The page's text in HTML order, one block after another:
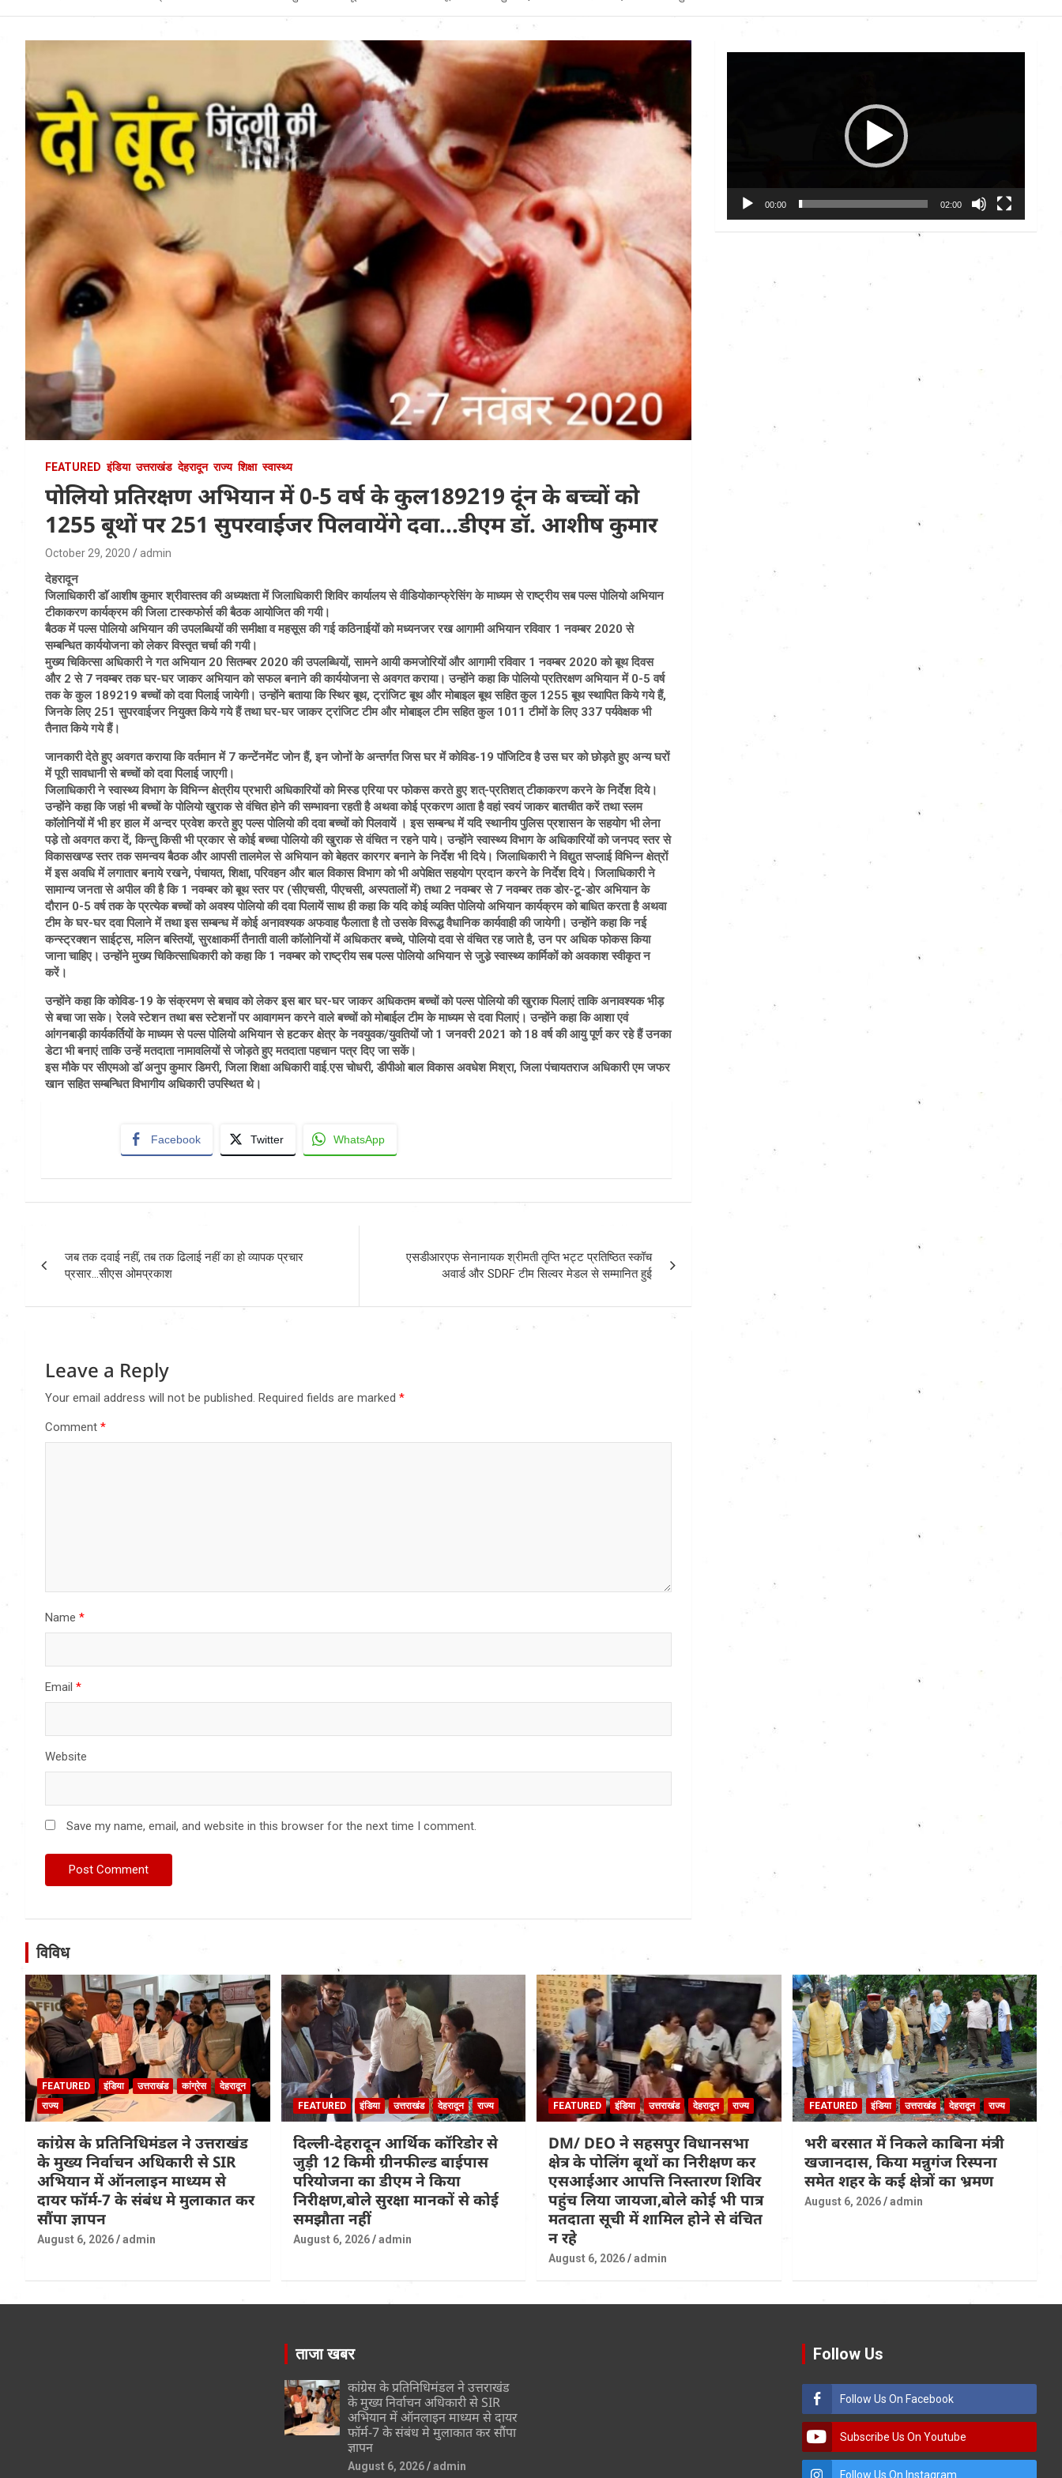
Uttarakhand News in
Hindi
FEATURED इंडिया उत्तराखंड देहरादून राज्य शिक्षा स्वास्थ्य
पोलियो प्रतिरक्षण अभियान में 0-5 वर्ष के कुल189219 दूंन के बच्चों को
1255 बूथों पर 251 सुपरवाईजर पिलवायेंगे दवा…डीएम डॉ. आशीष कुमार
October 29, 2020 admin
देहरादून
जिलाधिकारी डाॅ आशीष कुमार श्रीवास्तव की अध्यक्षता में जिलाधिकारी शिविर कार्यालय से वीडियोकान्फ्रेसिंग के माध्यम से राष्ट्रीय सब पल्स पोलियो अभियान
टीकाकरण कार्यक्रम की जिला टास्कफोर्स की बैठक आयोजित की गयी।
बैठक में पल्स पोलियो अभियान की उपलब्धियों की समीक्षा व महसूस की गई कठिनाईयों को मध्यनजर रख आगामी अभियान रविवार 1 नवम्बर 2020 से
सम्बन्धित कार्ययोजना को लेकर विस्तृत चर्चा की गयी।
मुख्य चिकित्सा अधिकारी ने गत अभियान 20 सितम्बर 2020 की उपलब्धियों, सामने आयी कमजोरियों और आगामी रविवार 1 नवम्बर 2020 को बूथ दिवस
और 2 से 7 नवम्बर तक घर-घर जाकर अभियान को सफल बनाने की कार्ययोजना से अवगत कराया। उन्होंने कहा कि पोलियो प्रतिरक्षण अभियान में 0-5 वर्ष
तक के कुल 189219 बच्चों को दवा पिलाई जायेगी। उन्होंने बताया कि स्थिर बूथ, ट्रांजिट बूथ और मोबाइल बूथ सहित कुल 1255 बूथ स्थापित किये गये हैं,
जिनके लिए 251 सुपरवाईजर नियुक्त किये गये हैं तथा घर-घर जाकर ट्रांजिट टीम और मोबाइल टीम सहित कुल 1011 टीमों के लिए 337 पर्यवेक्षक भी
तैनात किये गये हैं।
जानकारी देते हुए अवगत कराया कि वर्तमान में 7 कन्टेंनमेंट जोन हैं, इन जोनों के अन्तर्गत जिस घर में कोविड-19 पाॅजिटिव है उस घर को छोड़ते हुए अन्य घरों
में पूरी सावधानी से बच्चों को दवा पिलाई जाएगी।
जिलाधिकारी ने स्वास्थ्य विभाग के विभिन्न क्षेत्रीय प्रभारी अधिकारियों को मिस्ड एरिया पर फोकस करते हुए शत्-प्रतिशत् टीकाकरण करने के निर्देश दिये।
उन्होंने कहा कि जहां भी बच्चों के पोलियो खुराक से वंचित होने की सम्भावना रहती है अथवा कोई प्रकरण आता है वहां स्वयं जाकर बातचीत करें तथा स्लम
काॅलोनियों में भी हर हाल में अन्दर प्रवेश करते हुए पल्स पोलियो की दवा बच्चों को पिलवायें । इस सम्बन्ध में यदि स्थानीय पुलिस प्रशासन के सहयोग भी लेना
पडे़ तो अवगत करा दें, किन्तु किसी भी प्रकार से कोई बच्चा पोलियो की खुराक से वंचित न रहने पाये। उन्होंने स्वास्थ्य विभाग के अधिकारियों को जनपद स्तर से
विकासखण्ड स्तर तक समन्वय बैठक और आपसी तालमेल से अभियान को बेहतर कारगर बनाने के निर्देश भी दिये। जिलाधिकारी ने विद्युत सप्लाई विभिन्न क्षेत्रों
में इस अवधि में लगातार बनाये रखने, पंचायत, शिक्षा, परिवहन और बाल विकास विभाग को भी अपेक्षित सहयोग प्रदान करने के निर्देश दिये। जिलाधिकारी ने
सामान्य जनता से अपील की है कि 1 नवम्बर को बूथ स्तर पर (सीएचसी, पीएचसी, अस्पतालों में) तथा 2 नवम्बर से 7 नवम्बर तक डोर-टू-डोर अभियान के
दौरान 0-5 वर्ष तक के प्रत्येक बच्चों को अवश्य पोलियो की दवा पिलायें साथ ही कहा कि यदि कोई व्यक्ति पोलियो अभियान कार्यक्रम को बाधित करता है अथवा
टीम के घर-घर दवा पिलाने में तथा इस सम्बन्ध में कोई अनावश्यक अफवाह फैलाता है तो उसके विरूद्ध वैधानिक कार्यवाही की जायेगी। उन्होंने कहा कि नई
कन्स्ट्रक्शन साईट्स, मलिन बस्तियों, सुरक्षाकर्मी तैनाती वाली काॅलोनियों में अधिकतर बच्चे, पोलियो दवा से वंचित रह जाते है, उन पर अधिक फोकस किया
जाना चाहिए। उन्होंने मुख्य चिकित्साधिकारी को कहा कि 1 नवम्बर को राष्ट्रीय सब पल्स पोलियो अभियान से जुडे़ स्वास्थ्य कार्मिकों को अवकाश स्वीकृत न
करें।
उन्होंने कहा कि कोविड-19 के संक्रमण से बचाव को लेकर इस बार घर-घर जाकर अधिकतम बच्चों को पल्स पोलियो की खुराक पिलाएं ताकि अनावश्यक भीड़
से बचा जा सके। रेलवे स्टेशन तथा बस स्टेशनों पर आवागमन करने वाले बच्चों को मोबाईल टीम के माध्यम से दवा पिलाएं। उन्होंने कहा कि आशा एवं
आंगनबाड़ी कार्यकर्तियों के माध्यम से पल्स पोलियो अभियान से हटकर क्षेत्र के नवयुवक/युवतियों जो 1 जनवरी 2021 को 18 वर्ष की आयु पूर्ण कर रहे हैं उनका
डेटा भी बनाएं ताकि उन्हें मतदाता नामावलियों से जोड़ते हुए मतदाता पहचान पत्र दिए जा सकें।
इस मौके पर सीएमओ डाॅ अनुप कुमार डिमरी, जिला शिक्षा अधिकारी वाई.एस चोधरी, डीपीओ बाल विकास अवधेश मिश्रा, जिला पंचायतराज अधिकारी एम जफर
खान सहित सम्बन्धित विभागीय अधिकारी उपस्थित थे।
Facebook Twitter WhatsApp
navigation
जब तक दवाई नहीं, तब तक ढिलाई नहीं का हो व्यापक प्रचार
प्रसार…सीएस ओमप्रकाश
एसडीआरएफ सेनानायक श्रीमती तृप्ति भट्ट प्रतिष्ठित स्कॉच
अवार्ड और SDRF टीम सिल्वर मेडल से सम्मानित हुई
Leave a Reply
Your email address will not be published. Required fields are marked *
Comment *
Name *
Email *
Website
Save my name, email, and website in this browser for the next time I comment.
00:00 02:00
विविध
FEATURED इंडिया उत्तराखंड कांग्रेस
देहरादून
राज्य
कांग्रेस के प्रतिनिधिमंडल ने उत्तराखंड
के मुख्य निर्वाचन अधिकारी से SIR
अभियान में ऑनलाइन माध्यम से
दायर फॉर्म-7 के संबंध मे मुलाकात कर
सौंपा ज्ञापन
August 6, 2026 admin
FEATURED इंडिया उत्तराखंड देहरादून राज्य
दिल्ली-देहरादून आर्थिक कॉरिडोर से
जुड़ी 12 किमी ग्रीनफील्ड बाईपास
परियोजना का डीएम ने किया
निरीक्षण,बोले सुरक्षा मानकों से कोई
समझौता नहीं
August 6, 2026 admin
FEATURED इंडिया उत्तराखंड देहरादून राज्य
DM/ DEO ने सहसपुर विधानसभा
क्षेत्र के पोलिंग बूथों का निरीक्षण कर
एसआईआर आपत्ति निस्तारण शिविर
पहुंच लिया जायजा,बोले कोई भी पात्र
मतदाता सूची में शामिल होने से वंचित
न रहे
August 6, 2026 admin
FEATURED इंडिया उत्तराखंड देहरादून राज्य
भरी बरसात में निकले काबिना मंत्री
खजानदास, किया मन्नुगंज रिस्पना
समेत शहर के कई क्षेत्रों का भ्रमण
August 6, 2026 admin
ताजा खबर
कांग्रेस के प्रतिनिधिमंडल ने उत्तराखंड
के मुख्य निर्वाचन अधिकारी से SIR
अभियान में ऑनलाइन माध्यम से दायर
फॉर्म-7 के संबंध मे मुलाकात कर सौंपा
ज्ञापन
August 6, 2026 admin
Follow Us
Follow Us On Facebook
Subscribe Us On Youtube
Follow Us On Instagram